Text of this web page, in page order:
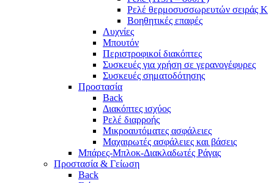
Ρελέ θερμοσυσσωρευτών σειράς Κ
Βοηθητικές επαφές
Λυχνίες
Μπουτόν
Περιστροφικοί διακόπτες
Συσκευές για χρήση σε γερανογέφυρες
Συσκευές σηματοδότησης
Προστασία
Back
Διακόπτες ισχύος
Ρελέ διαρροής
Μικροαυτόματες ασφάλειες
Μαχαιρωτές ασφάλειες και βάσεις
Μπάρες-Μπλοκ-Διακλαδωτές Ράγας
Προστασία & Γείωση
Back